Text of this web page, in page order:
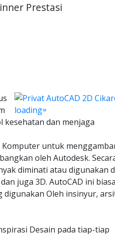
Prestasi
dan menjaga
Komputer untuk
oleh Autodesk.
diminati atau digunakan
juga 3D. AutoCAD ini
Oleh insinyur,
Desain pada tiap-tiap